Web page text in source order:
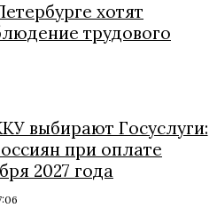
хотят
трудового
выбирают Госуслуги:
при оплате
2027 года